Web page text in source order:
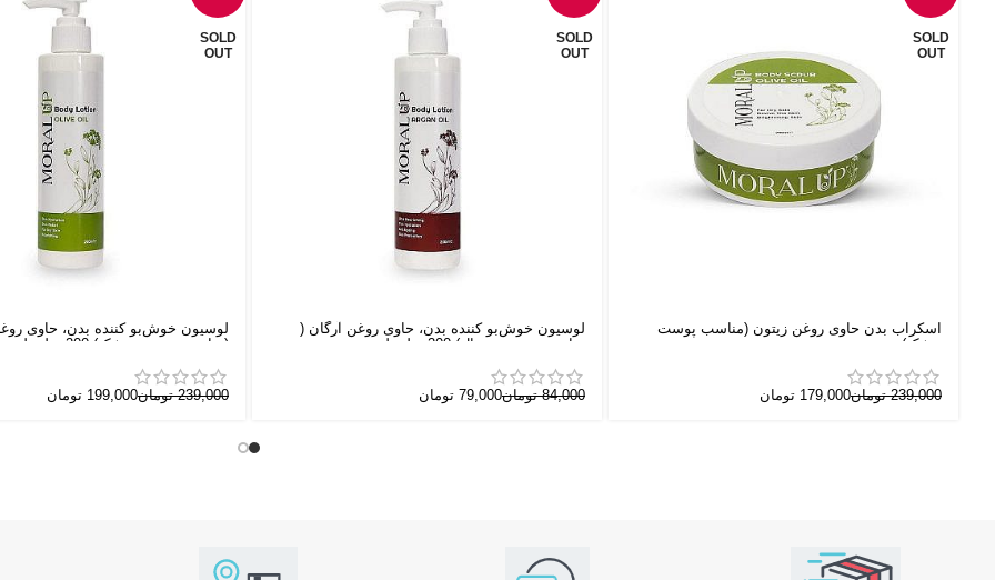
SOLD
OUT
اسکراب بدن حاوی روغن زیتون (مناسب پوست
خشک)
239,000 تومان179,000 تومان
SOLD
OUT
لوسیون خوش‌بو کننده بدن، حاوی روغن آرگان (
مناسب پوست نرمال) 200 میلی لیتر
84,000 تومان79,000 تومان
SOLD
OUT
لوسیون خوش‌بو کننده بدن، حاوی
(مناسب پوست خشک) 200 میلی لیتر
239,000 تومان199,000 تومان